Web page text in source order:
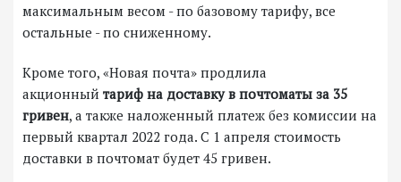
максимальным весом - по базовому тарифу, все
остальные - по сниженному.
Кроме того, «Новая почта» продлила
акционный тариф на доставку в почтоматы за 35
гривен, а также наложенный платеж без комиссии на
первый квартал 2022 года. С 1 апреля стоимость
доставки в почтомат будет 45 гривен.